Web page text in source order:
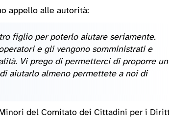
appello alle autorità:
figlio per poterlo aiutare seriamente.
e gli vengono somministrati e
Vi prego di permetterci di proporre un
aiutarlo almeno permettete a noi di
del Comitato dei Cittadini per i